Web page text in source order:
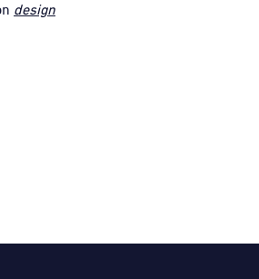
design